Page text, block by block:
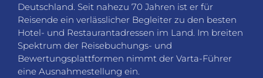
Deutschland. Seit nahezu 70 Jahren ist er für
Reisende ein verlässlicher Begleiter zu den besten
Hotel- und Restaurantadressen im Land. Im breiten
Spektrum der Reisebuchungs- und
Bewertungsplattformen nimmt der Varta-Führer
eine Ausnahmestellung ein.